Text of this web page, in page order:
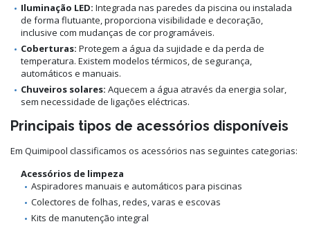
Iluminação LED: Integrada nas paredes da piscina ou instalada
de forma flutuante, proporciona visibilidade e decoração,
inclusive com mudanças de cor programáveis.
Coberturas: Protegem a água da sujidade e da perda de
temperatura. Existem modelos térmicos, de segurança,
automáticos e manuais.
Chuveiros solares: Aquecem a água através da energia solar,
sem necessidade de ligações eléctricas.
Principais tipos de acessórios disponíveis
Em Quimipool classificamos os acessórios nas seguintes categorias:
Acessórios de limpeza
Aspiradores manuais e automáticos para piscinas
Colectores de folhas, redes, varas e escovas
Kits de manutenção integral